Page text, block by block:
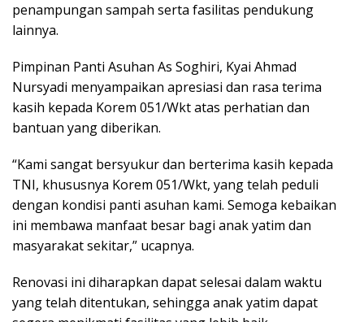
penampungan sampah serta fasilitas pendukung
lainnya.
Pimpinan Panti Asuhan As Soghiri, Kyai Ahmad
Nursyadi menyampaikan apresiasi dan rasa terima
kasih kepada Korem 051/Wkt atas perhatian dan
bantuan yang diberikan.
“Kami sangat bersyukur dan berterima kasih kepada
TNI, khususnya Korem 051/Wkt, yang telah peduli
dengan kondisi panti asuhan kami. Semoga kebaikan
ini membawa manfaat besar bagi anak yatim dan
masyarakat sekitar,” ucapnya.
Renovasi ini diharapkan dapat selesai dalam waktu
yang telah ditentukan, sehingga anak yatim dapat